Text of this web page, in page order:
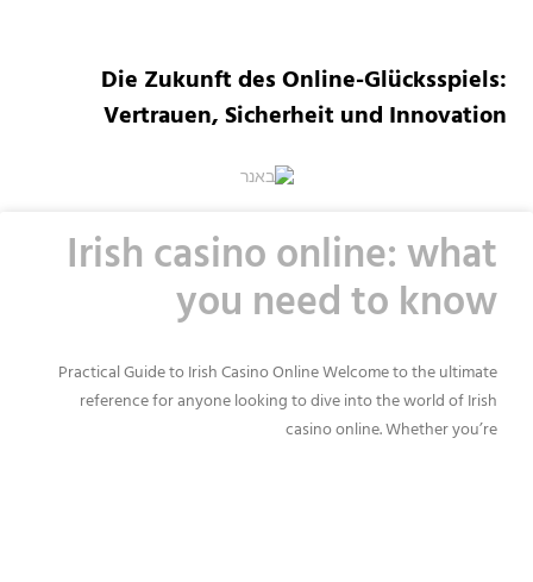
Die Zukunft des Online-Glücksspiels:
Vertrauen, Sicherheit und Innovation
Irish casino online: what
you need to know
Practical Guide to Irish Casino Online Welcome to the ultimate
reference for anyone looking to dive into the world of Irish
casino online. Whether you’re